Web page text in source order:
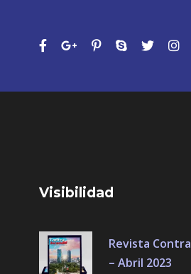
Visibilidad
Revista
– Abril 2023